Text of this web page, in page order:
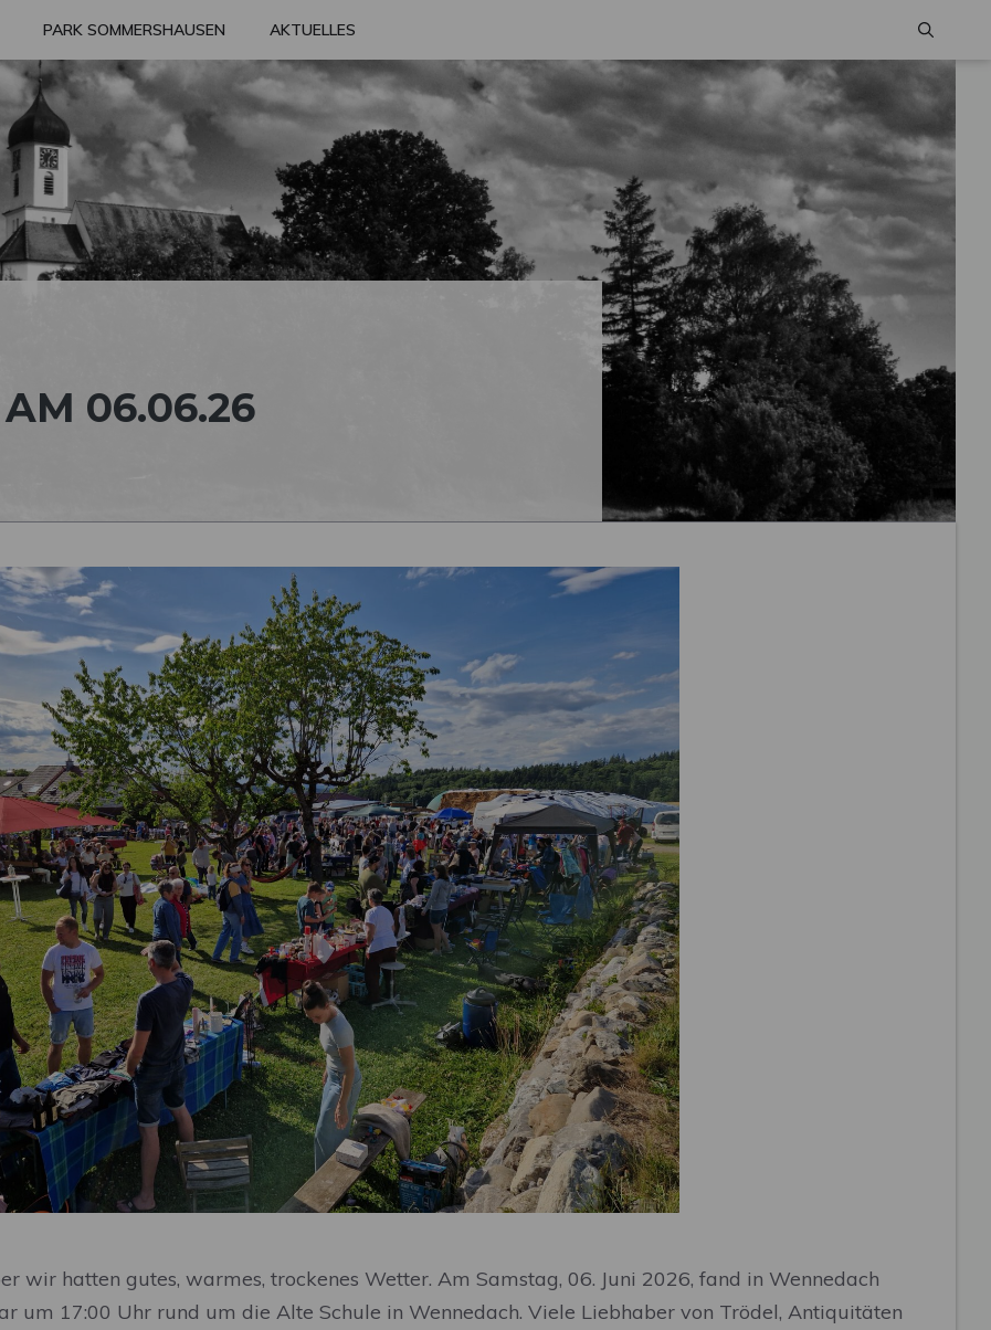
PARK SOMMERSHAUSEN AKTUELLES
06.06.26
wir hatten gutes, warmes, trockenes Wetter. Am Samstag, 06. Juni 2026, fand in Wennedach
um 17:00 Uhr rund um die Alte Schule in Wennedach. Viele Liebhaber von Trödel, Antiquitäten